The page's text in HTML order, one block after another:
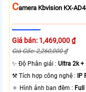
CAmera Kbvision KX-
Giá bán: 1,469,000 ₫
Giá Gốc: 2,260,000 ₫
✨ Độ Phân giải :Ultra 2k +
⚒ Tích hợp công nghệ :
IP
🔅 Hình ảnh ban đêm :